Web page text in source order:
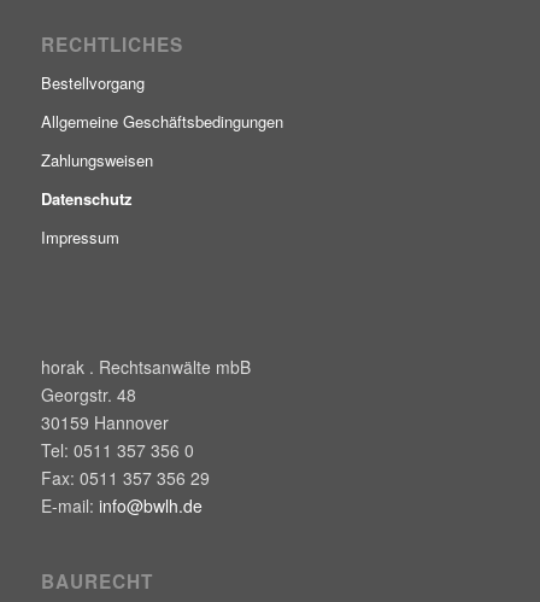
RECHTLICHES
Bestellvorgang
Allgemeine Geschäftsbedingungen
Zahlungsweisen
Datenschutz
Impressum
horak . Rechtsanwälte mbB
Georgstr. 48
30159 Hannover
Tel: 0511 357 356 0
Fax: 0511 357 356 29
E-mail: info@bwlh.de
BAURECHT